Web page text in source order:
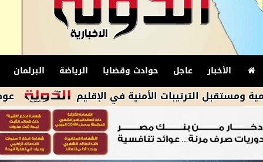
الأخبار عاجل حوادث وقضايا الرياضة البرلمان
عوض أبو الترتيبات الأمنية في الإقليم